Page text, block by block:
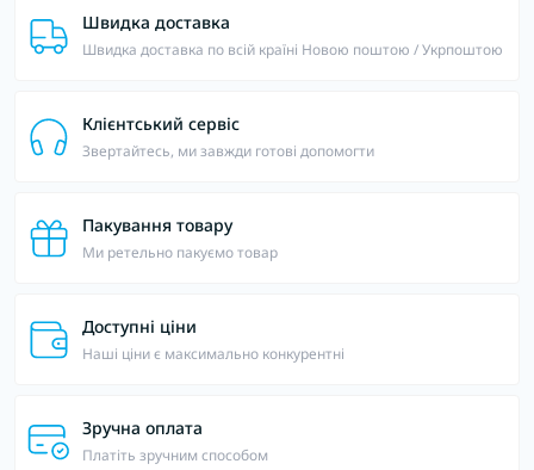
Швидка доставка
Швидка доставка по всій країні Новою поштою / Укрпоштою
Клієнтський сервіс
Звертайтесь, ми завжди готові допомогти
Пакування товару
Ми ретельно пакуємо товар
Доступні ціни
Наші ціни є максимально конкурентні
Зручна оплата
Платіть зручним способом